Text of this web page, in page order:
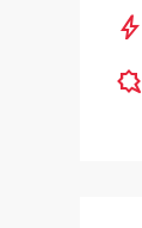
bolt
comic_bubble